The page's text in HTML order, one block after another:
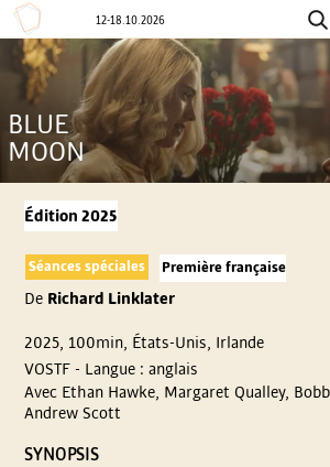
Aller
contenu
F
E
S
T
A
L
12-18.10.2026
BLUE
MOON
Édition 2025
Séances spéciales Première française
De Richard Linklater
2025, 100min, États-Unis, Irlande
VOSTF - Langue : anglais
Avec Ethan Hawke, Margaret Qualley,
Andrew Scott
SYNOPSIS